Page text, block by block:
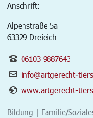
Anschrift:
Alpenstraße 5a
63329 Dreieich
06103 9887643
info@artgerecht-
www.artgerecht-
Bildung | Familie/